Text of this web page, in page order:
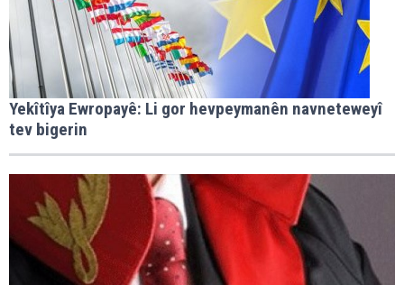
Yekîtîya Ewropayê: Li gor hevpeymanên navneteweyî
tev bigerin